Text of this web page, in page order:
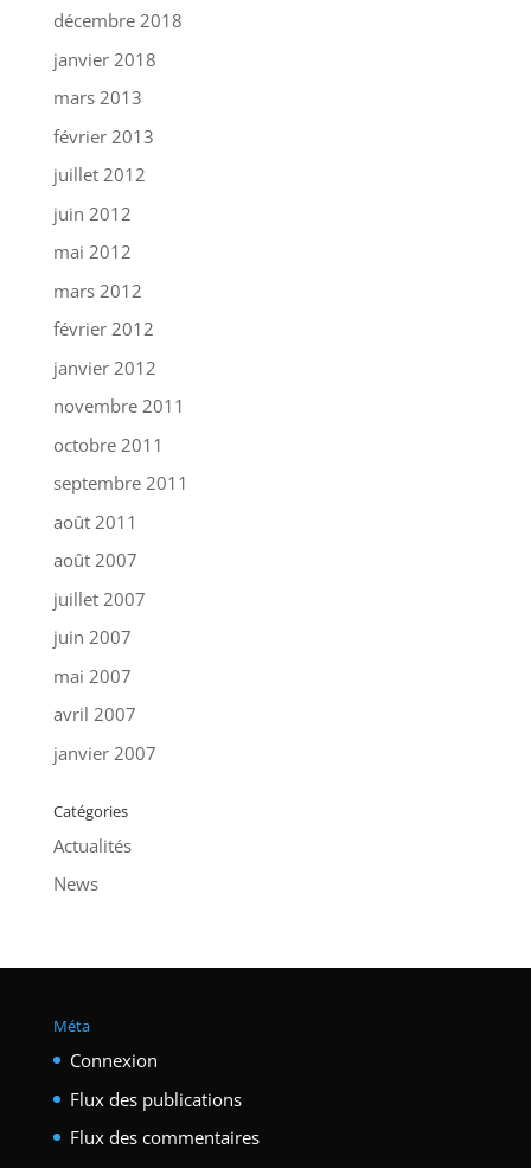
décembre 2018
janvier 2018
mars 2013
février 2013
juillet 2012
juin 2012
mai 2012
mars 2012
février 2012
janvier 2012
novembre 2011
octobre 2011
septembre 2011
août 2011
août 2007
juillet 2007
juin 2007
mai 2007
avril 2007
janvier 2007
Catégories
Actualités
News
Méta
Connexion
Flux des publications
Flux des commentaires